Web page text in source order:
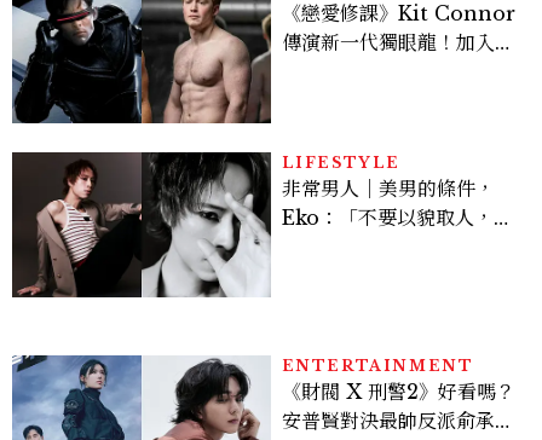
《戀愛修課》Kit Connor
傳演新一代獨眼龍！加入新
LIFESTYLE
非常男人｜美男的條件，
Eko：「不要以貌取人，內
ENTERTAINMENT
《財閥 X 刑警2》好看嗎？
安普賢對決最帥反派俞承